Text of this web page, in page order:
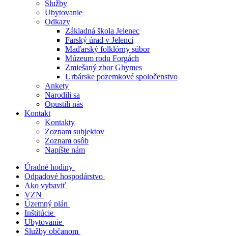
Služby
Ubytovanie
Odkazy
Základná škola Jelenec
Farský úrad v Jelenci
Maďarský folklórny súbor
Múzeum rodu Forgách
Zmiešaný zbor Ghymes
Urbárske pozemkové spoločenstvo
Ankety
Narodili sa
Opustili nás
Kontakt
Kontakty
Zoznam subjektov
Zoznam osôb
Napíšte nám
Úradné hodiny
Odpadové hospodárstvo
Ako vybaviť
VZN
Územný plán
Inštitúcie
Ubytovanie
Služby občanom